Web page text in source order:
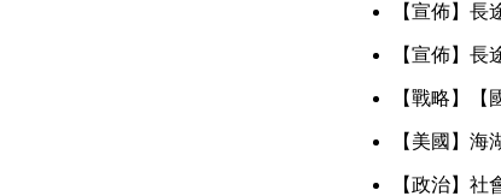
【宣佈】長
【宣佈】長
【戰略】
【美國】
【政治】